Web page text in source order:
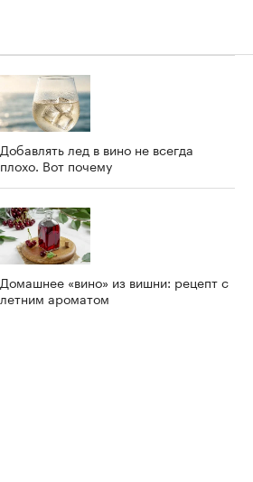
Добавлять лед в вино не всегда
плохо. Вот почему
Домашнее «вино» из вишни: рецепт с
летним ароматом